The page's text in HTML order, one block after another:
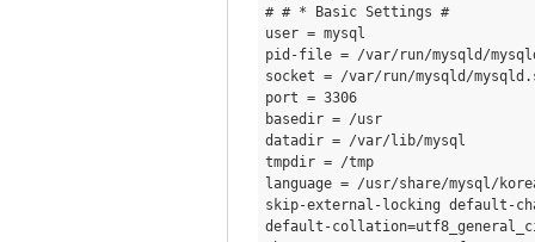
# # * Basic Settings #
user = mysql
pid-file = /var/run/mysqld/
socket = /var/run/mysqld/
port = 3306
basedir = /usr
datadir = /var/lib/mysql
tmpdir = /tmp
language = /usr/share/mysql/
skip-external-locking default-
default-collation=utf8 _general_